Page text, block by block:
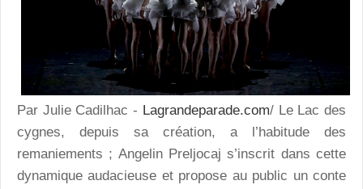
Par Julie Cadilhac - Lagrandeparade.com/ Le Lac des
cygnes, depuis sa création, a l’habitude des
remaniements ; Angelin Preljocaj s’inscrit dans cette
dynamique audacieuse et propose au public un conte